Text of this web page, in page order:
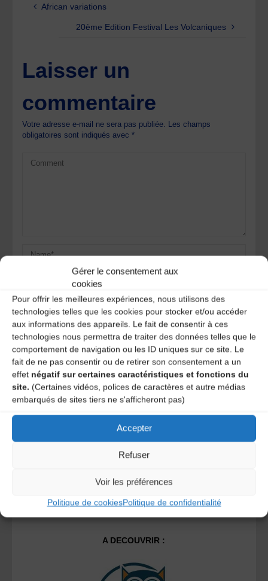
Gérer le consentement aux
cookies
Pour offrir les meilleures expériences, nous utilisons des
technologies telles que les cookies pour stocker et/ou accéder
aux informations des appareils. Le fait de consentir à ces
technologies nous permettra de traiter des données telles que le
comportement de navigation ou les ID uniques sur ce site. Le
fait de ne pas consentir ou de retirer son consentement a un
effet négatif sur certaines caractéristiques et fonctions du
site. (Certaines vidéos, polices de caractères et autre médias
embarqués de sites tiers ne s'afficheront pas)
Accepter
Refuser
Voir les préférences
Politique de cookiesPolitique de confidentialité
African variations
20ème Edition Festival Les Volcaniques
Laisser un
commentaire
Votre adresse e-mail ne sera pas publiée. Les champs
obligatoires sont indiqués avec*
Save my name, email, and site URL in my browser for next
time I post a comment.
Ce site utilise Akismet pour réduire les indésirables.En
savoir plus sur la façon dont les données de vos
commentaires sont traitées.
A DECOUVRIR :